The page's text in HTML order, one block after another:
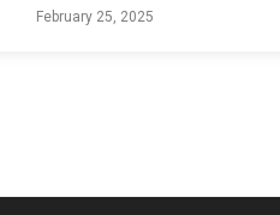
February 25, 2025